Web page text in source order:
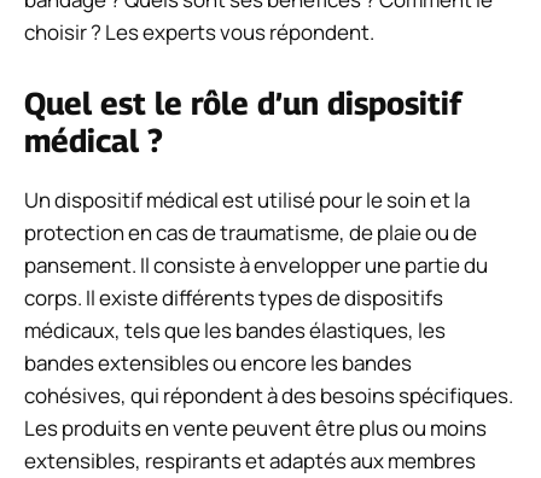
choisir ? Les experts vous répondent.
Quel est le rôle d’un dispositif
médical ?
Un dispositif médical est utilisé pour le soin et la
protection en cas de traumatisme, de plaie ou de
pansement. Il consiste à envelopper une partie du
corps. Il existe différents types de dispositifs
médicaux, tels que les bandes élastiques, les
bandes extensibles ou encore les bandes
cohésives, qui répondent à des besoins spécifiques.
Les produits en vente peuvent être plus ou moins
extensibles, respirants et adaptés aux membres